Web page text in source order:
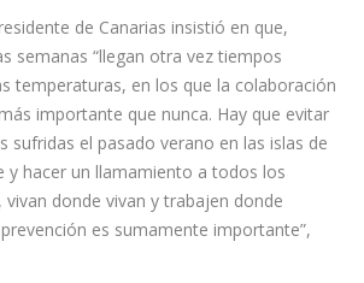
ha sido parte activa para intentar
de Canarias insistió en que,
semanas “llegan otra vez tiempos
temperaturas, en los que la colaboración
importante que nunca. Hay que evitar
sufridas el pasado verano en las islas de
y hacer un llamamiento a todos los
donde vivan y trabajen donde